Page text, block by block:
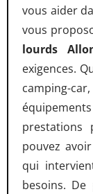
vous aider
vous
lourds
exigences.
camping-
prestations
pouvez
qui
besoins.